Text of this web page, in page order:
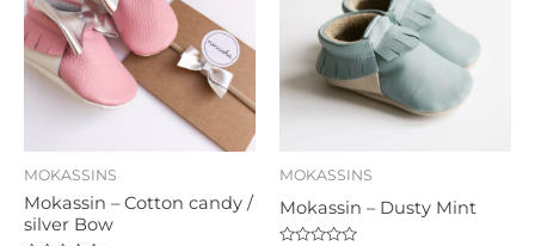
MOKASSINS
Mokassin – Cotton candy /
silver Bow
MOKASSINS
Mokassin – Dusty Mint